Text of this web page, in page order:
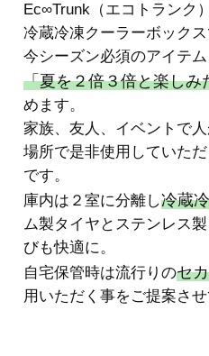
Ec∞Trunk（エコトランク
冷蔵冷凍クーラーボックス
今シーズン必須のアイテム
「夏を２倍３倍と楽しみ
めます。
家族、友人、イベントで
場所で是非使用していた
です。
庫内は２室に分離し冷蔵
ム製タイヤとステンレス
びも快適に。
自宅保管時は流行りのセ
用いただく事をご提案させ